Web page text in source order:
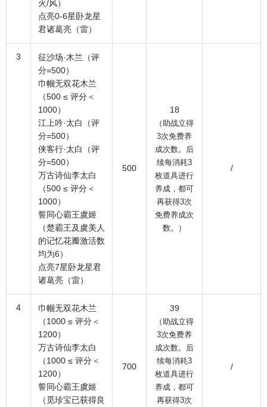
火/风）
点亮0-6星卧龙星
君诸葛亮（雷）
3
征沙场·木兰（评
分=500）
巾帼无双花木兰
（500 ≤ 评分＜
1000）
江上吟·太白（评
分=500）
侠客行·太白（评
分=500）
万古诗仙李太白
（500 ≤ 评分＜
1000）
誓同心霸王虞姬
（楚霸王及虞美人
的记忆花瓣激活数
均为6）
点亮7星卧龙星君
诸葛亮（雷）
500
18
（助战立得
3次免费养
成次数。后
续每消耗3
枚道具进行
养成，都可
再获得3次
免费养成次
数。）
/
4
巾帼无双花木兰
（1000 ≤ 评分＜
1200）
万古诗仙李太白
（1000 ≤ 评分＜
1200）
誓同心霸王虞姬
（觅珍宝已获得良
700
39
（助战立得
3次免费养
成次数。后
续每消耗3
枚道具进行
养成，都可
再获得3次
/